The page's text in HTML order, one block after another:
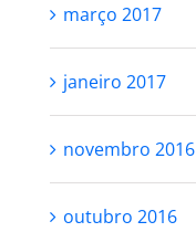
março 2017
janeiro 2017
novembro 2016
outubro 2016